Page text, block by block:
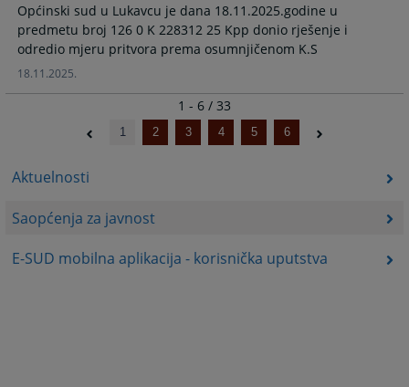
Aktuelnosti
Saopćenja za javnost
E-SUD mobilna aplikacija - korisnička uputstva
Općinski sud u Lukavcu je dana 18.11.2025.godine u
predmetu broj 126 0 K 228312 25 Kpp donio rješenje i
odredio mjeru pritvora prema osumnjičenom K.S
18.11.2025.
1 - 6 / 33
1 2 3 4 5 6